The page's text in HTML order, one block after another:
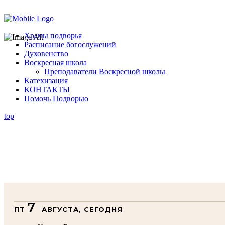
Храмы подворья
Расписание богослужений
Духовенство
Воскресная школа
Преподаватели Воскресной школы
Катехизация
КОНТАКТЫ
Помочь Подворью
top
ПТ 7 АВГУСТА, СЕГОДНЯ